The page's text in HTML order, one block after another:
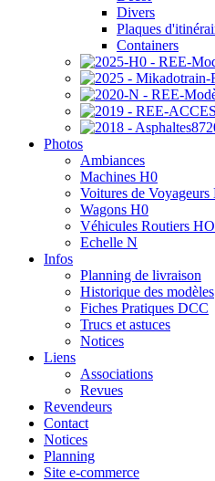
Divers
Plaques
Containers
Photos
Ambiances
Machines H0
Voitures de Voyageurs
Wagons H0
Véhicules Routiers HO
Echelle N
Infos
Planning de livraison
Historique des modèles
Fiches Pratiques DCC
Trucs et astuces
Notices
Liens
Associations
Revues
Revendeurs
Contact
Notices
Planning
Site e-commerce